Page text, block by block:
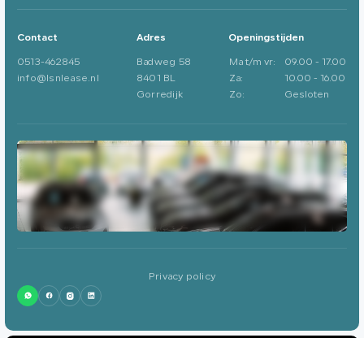
Contact
0513-462845
info@lsnlease.nl
Adres
Badweg 58
8401 BL
Gorredijk
Openingstijden
Ma t/m vr:
09.00 - 17.00
Za:
10.00 - 16.00
Zo:
Gesloten
Privacy policy